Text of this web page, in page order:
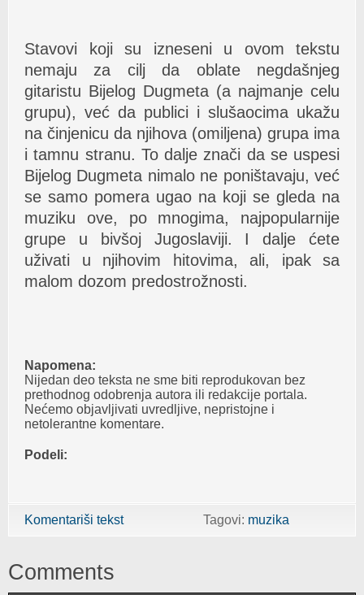
Stavovi koji su izneseni u ovom tekstu
nemaju za cilj da oblate negdašnjeg
gitaristu Bijelog Dugmeta (a najmanje celu
grupu), već da publici i slušaocima ukažu
na činjenicu da njihova (omiljena) grupa ima
i tamnu stranu. To dalje znači da se uspesi
Bijelog Dugmeta nimalo ne poništavaju, već
se samo pomera ugao na koji se gleda na
muziku ove, po mnogima, najpopularnije
grupe u bivšoj Jugoslaviji. I dalje ćete
uživati u njihovim hitovima, ali, ipak sa
malom dozom predostrožnosti.
Napomena:
Nijedan deo teksta ne sme biti reprodukovan bez
prethodnog odobrenja autora ili redakcije portala.
Nećemo objavljivati uvredljive, nepristojne i
netolerantne komentare.
Podeli:
Komentariši tekst Tagovi: muzika
Comments